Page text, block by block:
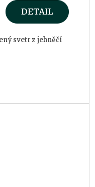
DETAIL
svetr z jehněčí